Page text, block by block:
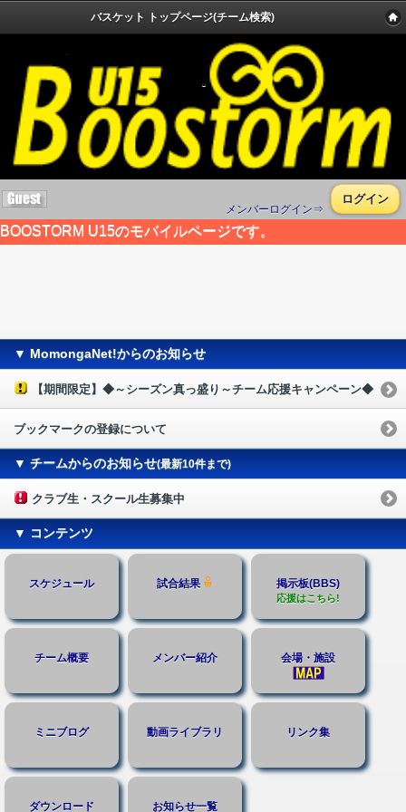
バスケット トップページ(チーム検索)
．
メンバーログイン⇒
ログイン
BOOSTORM U15のモバイルページです。
▼ MomongaNet!からのお知らせ
【期間限定】◆～シーズン真っ盛り～チーム応援キャンペーン◆
ブックマークの登録について
▼ チームからのお知らせ(最新10件まで)
クラブ生・スクール生募集中
▼ コンテンツ
スケジュール 試合結果 掲示板(BBS)
応援はこちら!
チーム概要 メンバー紹介 会場・施設
ミニブログ 動画ライブラリ リンク集
ダウンロード お知らせ一覧